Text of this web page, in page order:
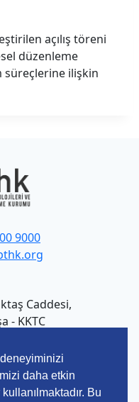
açılış töreni
düzenleme
süreçlerine ilişkin
9000
Caddesi,
- KKTC
daha etkin
Bu